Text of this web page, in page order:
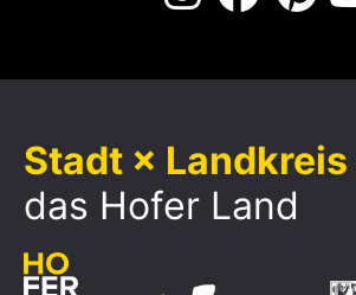
Stadt × Landkreis
das Hofer Land